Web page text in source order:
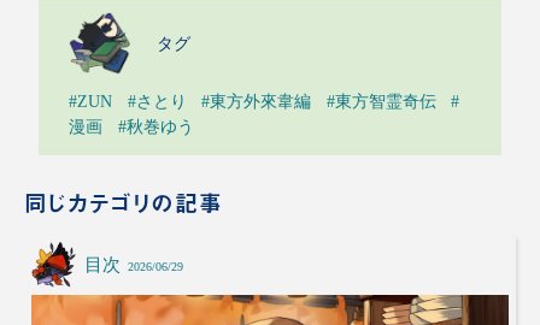
タグ
#ZUN #さとり #東方外來韋編 #東方智霊奇伝
#
漫画
#秋巻ゆう
同じカテゴリの記事
目次 2026/06/29